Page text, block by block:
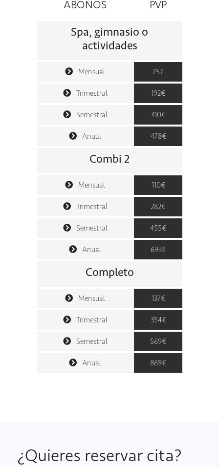
ABONOS PVP
Spa, gimnasio o
actividades
Mensual 75€
Trimestral 192€
Semestral 310€
Anual 478€
Combi 2
Mensual 110€
Trimestral 282€
Semestral 455€
Anual 693€
Completo
Mensual 137€
Trimestral 354€
Semestral 569€
Anual 869€
¿Quieres reservar cita?